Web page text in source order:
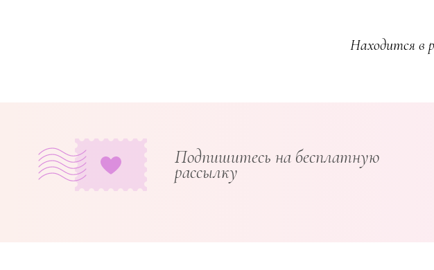
Находится в
Подпишитесь на бесплатную
рассылку